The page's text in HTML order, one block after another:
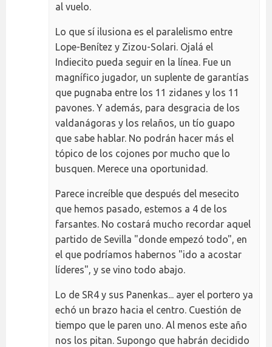
al vuelo.
Lo que sí ilusiona es el paralelismo entre
Lope-Benítez y Zizou-Solari. Ojalá el
Indiecito pueda seguir en la línea. Fue un
magnífico jugador, un suplente de garantías
que pugnaba entre los 11 zidanes y los 11
pavones. Y además, para desgracia de los
valdanágoras y los relaños, un tío guapo
que sabe hablar. No podrán hacer más el
tópico de los cojones por mucho que lo
busquen. Merece una oportunidad.
Parece increíble que después del mesecito
que hemos pasado, estemos a 4 de los
farsantes. No costará mucho recordar aquel
partido de Sevilla "donde empezó todo", en
el que podríamos habernos "ido a acostar
líderes", y se vino todo abajo.
Lo de SR4 y sus Panenkas... ayer el portero ya
echó un brazo hacia el centro. Cuestión de
tiempo que le paren uno. Al menos este año
nos los pitan. Supongo que habrán decidido